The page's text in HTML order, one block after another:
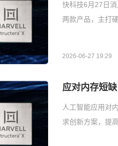
快科技6月27日
两款产品，主打
2026-06-27 19:29
应对内存短
人工智能应用对
求创新方案，提